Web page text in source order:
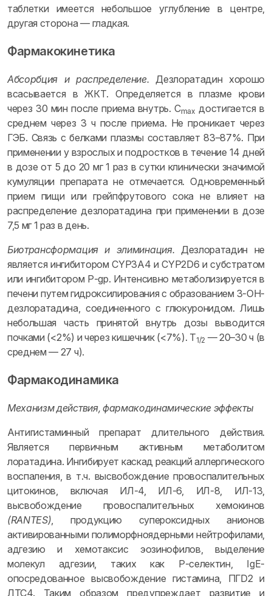
таблетки имеется небольшое углубление в центре,
другая сторона — гладкая.
Фармакокинетика
Абсорбция и распределение. Дезлоратадин хорошо
всасывается в ЖКТ. Определяется в плазме крови
через 30 мин после приема внутрь. Cmax достигается в
среднем через 3 ч после приема. Не проникает через
ГЭБ. Связь с белками плазмы составляет 83–87%. При
применении у взрослых и подростков в течение 14 дней
в дозе от 5 до 20 мг 1 раз в сутки клинически значимой
кумуляции препарата не отмечается. Одновременный
прием пищи или грейпфрутового сока не влияет на
распределение дезлоратадина при применении в дозе
7,5 мг 1 раз в день.
Биотрансформация и элиминация. Дезлоратадин не
является ингибитором CYP3A4 и CYP2D6 и субстратом
или ингибитором Р-gp. Интенсивно метаболизируется в
печени путем гидроксилирования с образованием 3-ОН-
дезлоратадина, соединенного с глюкуронидом. Лишь
небольшая часть принятой внутрь дозы выводится
почками (<2%) и через кишечник (<7%). T1/2 — 20–30 ч (в
среднем — 27 ч).
Фармакодинамика
Механизм действия, фармакодинамические эффекты
Антигистаминный препарат длительного действия.
Является первичным активным метаболитом
лоратадина. Ингибирует каскад реакций аллергического
воспаления, в т.ч. высвобождение провоспалительных
цитокинов, включая ИЛ-4, ИЛ-6, ИЛ-8, ИЛ-13,
высвобождение провоспалительных хемокинов
(RANTES), продукцию супероксидных анионов
активированными полиморфноядерными нейтрофилами,
адгезию и хемотаксис эозинофилов, выделение
молекул адгезии, таких как Р-селектин, IgE-
опосредованное высвобождение гистамина, ПГD2 и
ЛТС4. Таким образом предупреждает развитие и